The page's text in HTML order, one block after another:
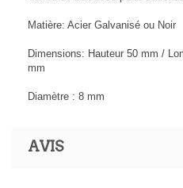
Matière: Acier Galvanisé ou Noir
Dimensions: Hauteur 50 mm /
mm
Diamètre : 8 mm
AVIS